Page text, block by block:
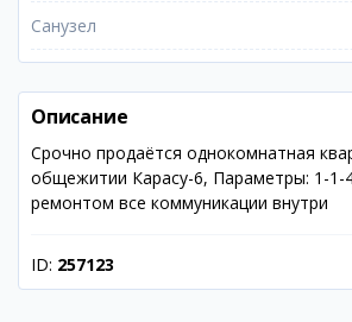
Санузел
Описание
Срочно продаётся однокомнатная
общежитии Карасу-6, Параметры: 1-1-
ремонтом все коммуникации внутри
ID: 257123